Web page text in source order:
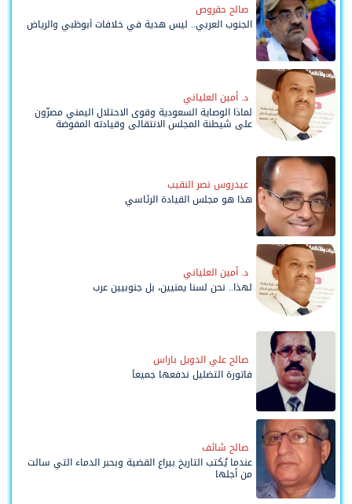
صالح حقروص
الجنوب العربي.. ليس هدية في خلافات أبوظبي والرياض
د. أمين العلياني
لماذا الوصاية السعودية وقوى الاحتلال اليمني مصرّون
على شيطنة المجلس الانتقالي وقيادته المفوضة
وحواضنه الشعبية؟
عيدروس نصر النقيب
هذا هو مجلس القيادة الرئاسي
د. أمين العلياني
لهذا.. نحن لسنا يمنيين، بل جنوبيين عرب
صالح علي الدويل باراس
فاتورة التضليل ندفعها جميعاً
صالح شائف
عندما يُكتب التاريخ بيراع القضية وبحبر الدماء التي سالت
من أجلها